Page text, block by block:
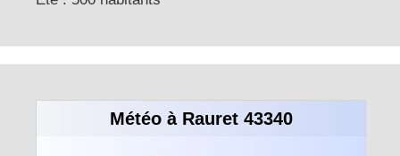
Météo à Rauret 43340